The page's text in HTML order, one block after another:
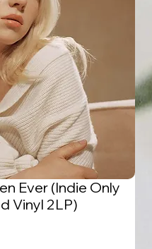
Ever (Indie Only
Vinyl 2LP)